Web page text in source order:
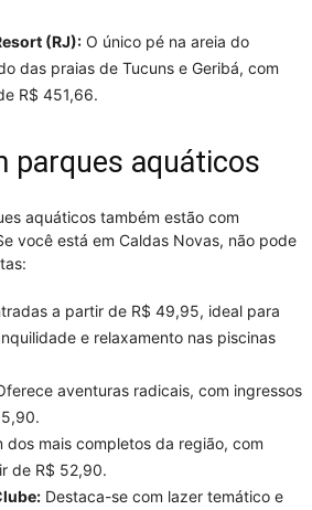
(RJ): O único pé na areia do
das praias de Tucuns e Geribá, com
R$ 451,66.
parques aquáticos
aquáticos também estão com
você está em Caldas Novas, não pode
a partir de R$ 49,95, ideal para
e relaxamento nas piscinas
aventuras radicais, com ingressos
dos mais completos da região, com
de R$ 52,90.
Destaca-se com lazer temático e